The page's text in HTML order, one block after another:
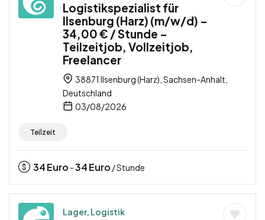
Logistikspezialist für
Ilsenburg (Harz) (m/w/d) –
34,00 € / Stunde –
Teilzeitjob, Vollzeitjob,
Freelancer
38871 Ilsenburg (Harz), Sachsen-Anhalt,
Deutschland
03/08/2026
Teilzeit
34Euro -34Euro / Stunde
Lager, Logistik